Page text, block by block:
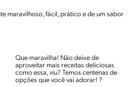
maravilhoso, fácil, prático e de um sabor
Que maravilha! Não deixe de
aproveitar mais receitas deliciosas
como essa, viu? Temos centenas de
opções que você vai adorar! ?